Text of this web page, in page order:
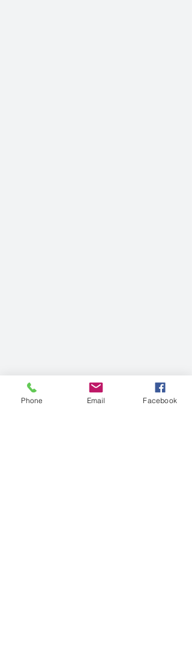
Phone Email Facebook